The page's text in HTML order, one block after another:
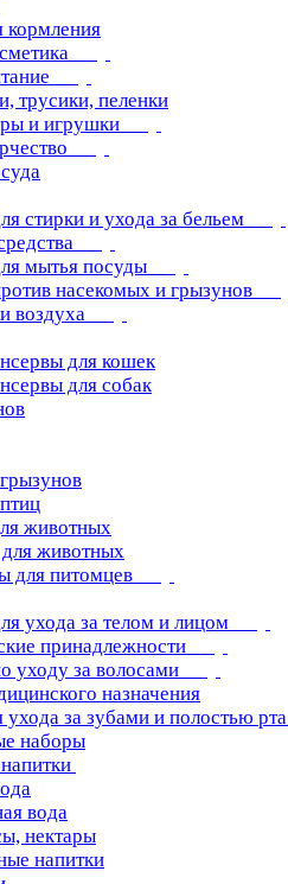
кормления
трусики, пеленки
и игрушки
стирки и ухода за бельем
мытья посуды
насекомых и грызунов
воздуха
для кошек
для собак
животных
животных
для питомцев
ухода за телом и лицом
принадлежности
уходу за волосами
назначения
ухода за зубами и полостью рта
наборы
вода
нектары
напитки